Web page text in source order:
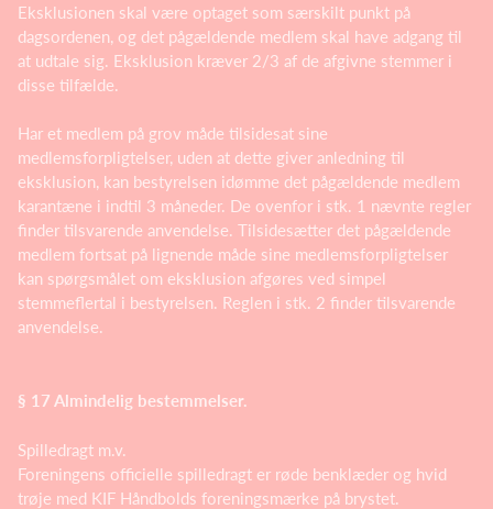
Eksklusionen skal være optaget som særskilt punkt på
dagsordenen, og det pågældende medlem skal have adgang til
at udtale sig. Eksklusion kræver 2/3 af de afgivne stemmer i
disse tilfælde.
Har et medlem på grov måde tilsidesat sine
medlemsforpligtelser, uden at dette giver anledning til
eksklusion, kan bestyrelsen idømme det pågældende medlem
karantæne i indtil 3 måneder. De ovenfor i stk. 1 nævnte regler
finder tilsvarende anvendelse. Tilsidesætter det pågældende
medlem fortsat på lignende måde sine medlemsforpligtelser
kan spørgsmålet om eksklusion afgøres ved simpel
stemmeflertal i bestyrelsen. Reglen i stk. 2 finder tilsvarende
anvendelse.
§ 17 Almindelig bestemmelser.
Spilledragt m.v.
Foreningens officielle spilledragt er røde benklæder og hvid
trøje med KIF Håndbolds foreningsmærke på brystet.